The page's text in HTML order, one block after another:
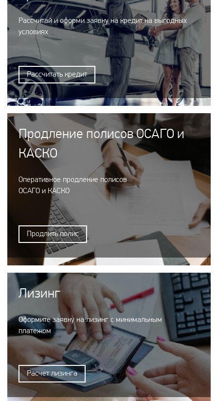
Рассчитай и оформи заявку на кредит на выгодных
условиях
Рассчитать кредит
Продление полисов ОСАГО и
КАСКО
Оперативное продление полисов
ОСАГО и КАСКО
Продлить полис
Лизинг
Оформите заявку на лизинг с минимальным
платежом
Расчет лизинга